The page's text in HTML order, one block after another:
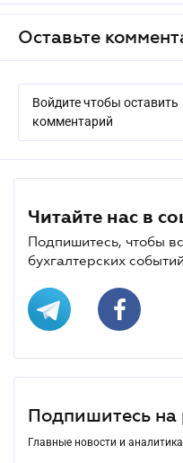
Оставьте
Войдите чтобы оставить
комментарий
Читайте нас в
Подпишитесь, чтобы
бухгалтерских
Подпишитесь на
Главные новости и